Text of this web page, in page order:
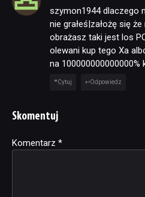
szymon1944 dlaczego
nie grałeś|założę się
obrażasz taki jest los
olewani kup tego Xa
na 100000000000000%
Cytuj Odpowiedz
Skomentuj
Komentarz *
Alternative: